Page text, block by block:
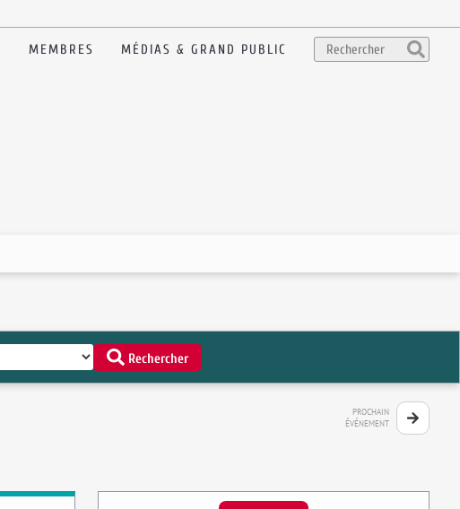
MEMBRES MÉDIAS & GRAND PUBLIC
Rechercher
PROCHAIN
ÉVÉNEMENT